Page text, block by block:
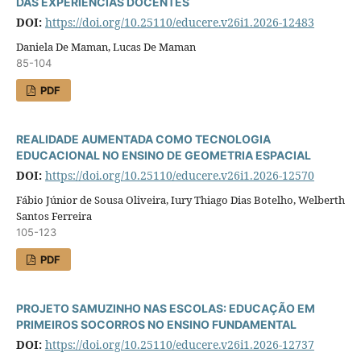
DOI: https://doi.org/10.25110/educere.v26i1.2026-12483
Daniela De Maman, Lucas De Maman
85-104
PDF
REALIDADE AUMENTADA COMO TECNOLOGIA
EDUCACIONAL NO ENSINO DE GEOMETRIA ESPACIAL
DOI: https://doi.org/10.25110/educere.v26i1.2026-12570
Fábio Júnior de Sousa Oliveira, Iury Thiago Dias Botelho, Welberth
Santos Ferreira
105-123
PDF
PROJETO SAMUZINHO NAS ESCOLAS: EDUCAÇÃO EM
PRIMEIROS SOCORROS NO ENSINO FUNDAMENTAL
DOI: https://doi.org/10.25110/educere.v26i1.2026-12737